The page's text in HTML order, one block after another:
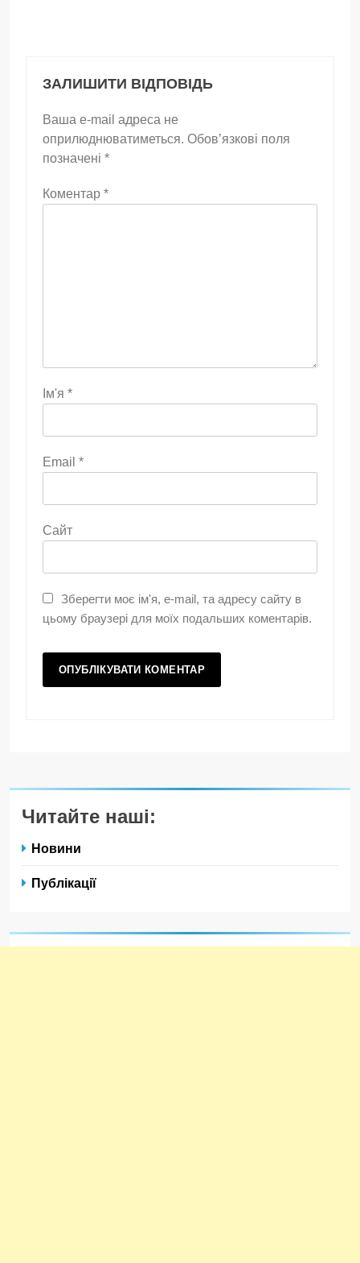
ЗАЛИШИТИ ВІДПОВІДЬ
Ваша e-mail адреса не
оприлюднюватиметься. Обов’язкові поля
позначені *
Коментар *
Ім'я *
Email *
Сайт
Зберегти моє ім'я, e-mail, та адресу сайту в
цьому браузері для моїх подальших коментарів.
Читайте наші:
Новини
Публікації